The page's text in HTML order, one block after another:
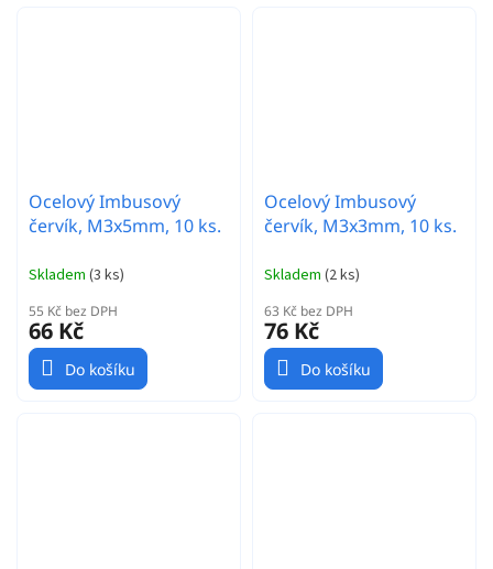
Ocelový Imbusový
červík, M3x5mm, 10 ks.
Skladem (3 ks)
55 Kč bez DPH
66 Kč
Do košíku
Ocelový Imbusový
červík, M3x3mm, 10 ks.
Skladem (2 ks)
63 Kč bez DPH
76 Kč
Do košíku